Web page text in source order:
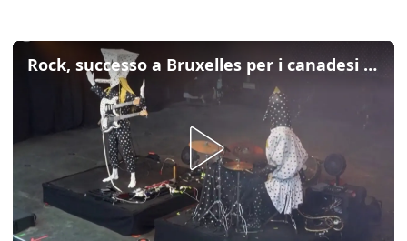
Rock, successo a Bruxelles per i canadesi Angine de Poitrine